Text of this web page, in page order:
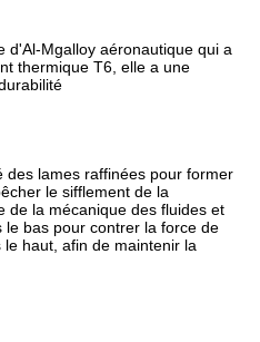
d'Al-Mgalloy aéronautique qui a
thermique T6, elle a une
des lames raffinées pour former
le sifflement de la
de la mécanique des fluides et
bas pour contrer la force de
haut, afin de maintenir la